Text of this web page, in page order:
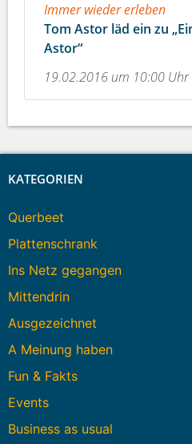
Immer wieder erleben
Tom Astor läd ein zu
Astor“
19.02.2016 um 10:00 Uhr
KATEGORIEN
Querbeet
Plattenschrank
Ins Netz gegangen
Mittendrin
Ausgezeichnet
A Meinung haben
Fun & Fakts
Events
Business as usual